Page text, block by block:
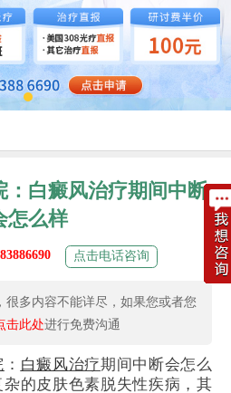
：白癜风治疗期间中断
怎么样
点击电话咨询
很多内容不能详尽，如果您或者您
击此处进行免费沟通
： 白癜风治疗期间中断会怎么
的皮肤色素脱失性疾病，其